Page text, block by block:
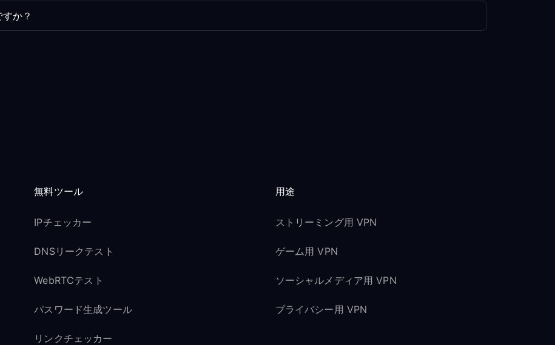
か？
無料ツール
IPチェッカー
DNSリークテスト
WebRTCテスト
パスワード生成ツール
リンクチェッカー
用途
ストリーミング用 VPN
ゲーム用 VPN
ソーシャルメディア用 VPN
プライバシー用 VPN